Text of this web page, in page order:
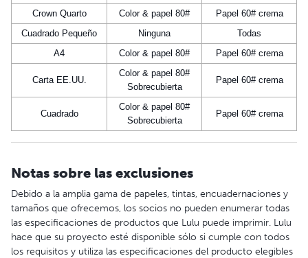
Crown Quarto Color & papel 80#
Papel 60# crema
Cuadrado Pequeño
Ninguna
Todas
A4
Color & papel 80# Papel 60# crema
Carta EE.UU.
Color & papel 80#
Sobrecubierta
Papel 60# crema
Cuadrado
Color & papel 80#
Sobrecubierta
Papel 60# crema
Notas sobre las exclusiones
Debido a la amplia gama de papeles, tintas, encuadernaciones y
tamaños que ofrecemos, los socios no pueden enumerar todas
las especificaciones de productos que Lulu puede imprimir. Lulu
hace que su proyecto esté disponible sólo si cumple con todos
los requisitos y utiliza las especificaciones del producto elegibles